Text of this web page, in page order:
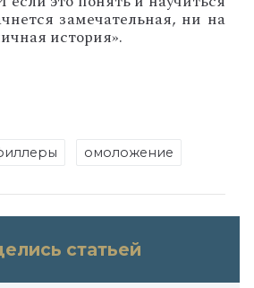
замечательная, ни на
история».
омоложение
статьей